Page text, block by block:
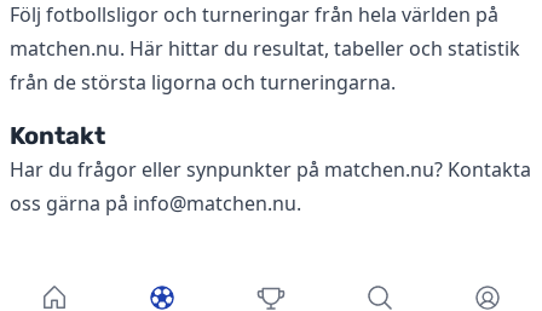
Följ fotbollsligor och turneringar från hela världen på
matchen.nu. Här hittar du resultat, tabeller och statistik
från de största ligorna och turneringarna.
Kontakt
Har du frågor eller synpunkter på matchen.nu? Kontakta
oss gärna på info@matchen.nu.